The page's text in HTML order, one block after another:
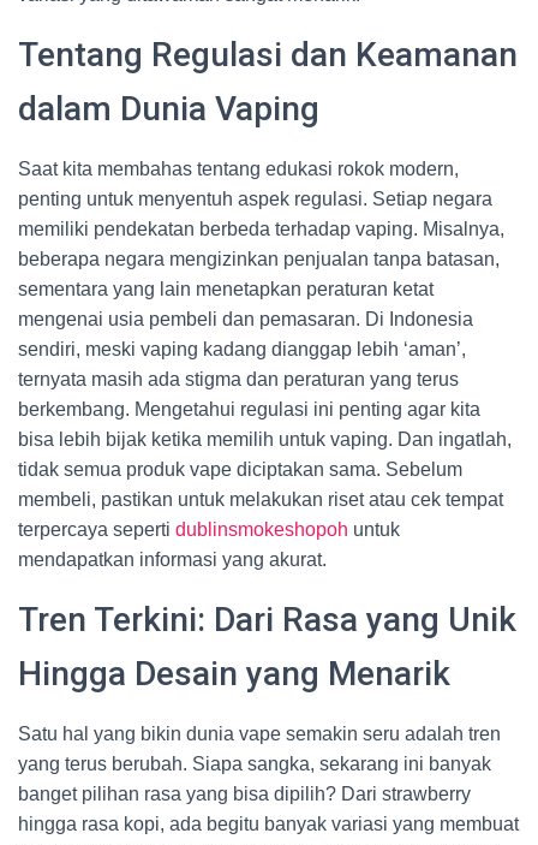
Tentang Regulasi dan Keamanan
dalam Dunia Vaping
Saat kita membahas tentang edukasi rokok modern,
penting untuk menyentuh aspek regulasi. Setiap negara
memiliki pendekatan berbeda terhadap vaping. Misalnya,
beberapa negara mengizinkan penjualan tanpa batasan,
sementara yang lain menetapkan peraturan ketat
mengenai usia pembeli dan pemasaran. Di Indonesia
sendiri, meski vaping kadang dianggap lebih ‘aman’,
ternyata masih ada stigma dan peraturan yang terus
berkembang. Mengetahui regulasi ini penting agar kita
bisa lebih bijak ketika memilih untuk vaping. Dan ingatlah,
tidak semua produk vape diciptakan sama. Sebelum
membeli, pastikan untuk melakukan riset atau cek tempat
terpercaya seperti dublinsmokeshopoh untuk
mendapatkan informasi yang akurat.
Tren Terkini: Dari Rasa yang Unik
Hingga Desain yang Menarik
Satu hal yang bikin dunia vape semakin seru adalah tren
yang terus berubah. Siapa sangka, sekarang ini banyak
banget pilihan rasa yang bisa dipilih? Dari strawberry
hingga rasa kopi, ada begitu banyak variasi yang membuat